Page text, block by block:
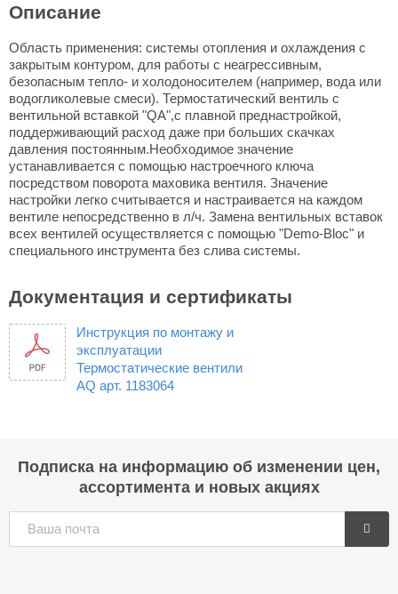
Описание
Область применения: системы отопления и охлаждения с
закрытым контуром, для работы с неагрессивным,
безопасным тепло- и холодоносителем (например, вода или
водогликолевые смеси). Термостатический вентиль с
вентильной вставкой "QA",с плавной преднастройкой,
поддерживающий расход даже при больших скачках
давления постоянным.Необходимое значение
устанавливается с помощью настроечного ключа
посредством поворота маховика вентиля. Значение
настройки легко считывается и настраивается на каждом
вентиле непосредственно в л/ч. Замена вентильных вставок
всех вентилей осуществляется с помощью "Demo-Bloc" и
специального инструмента без слива системы.
Документация и сертификаты
Инструкция по монтажу и
эксплуатации
Термостатические вентили
AQ арт. 1183064
Подписка на информацию об изменении цен,
ассортимента и новых акциях